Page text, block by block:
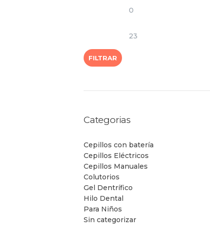
FILTRAR
Categorias
Cepillos con batería
Cepillos Eléctricos
Cepillos Manuales
Colutorios
Gel Dentrífico
Hilo Dental
Para Niños
Sin categorizar